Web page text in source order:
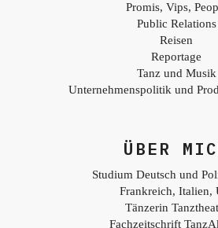
Promis, Vips,
Public Relations
Reisen
Reportage
Tanz und Musik
Unternehmenspolitik und
ÜBER
Studium Deutsch und
Frankreich, Italien,
Tänzerin
Fachzeitschrift